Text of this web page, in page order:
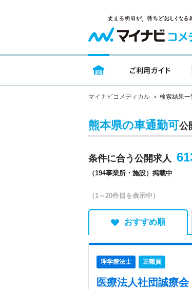
トップページ
マイナビコメディカル 検索結果一
熊本県の車通勤可公
条件に合う公開求人
（194事業所・施設）掲載中
（1～20件目を表示中）
おすすめ順
理学療法士 正職員
医療法人社団誠療